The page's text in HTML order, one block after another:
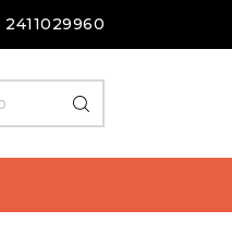
2411029960